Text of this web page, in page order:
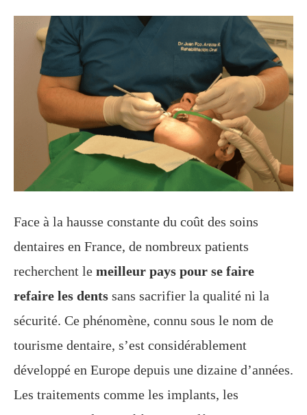
Face à la hausse constante du coût des soins
dentaires en France, de nombreux patients
recherchent le meilleur pays pour se faire
refaire les dents sans sacrifier la qualité ni la
sécurité. Ce phénomène, connu sous le nom de
tourisme dentaire, s’est considérablement
développé en Europe depuis une dizaine d’années.
Les traitements comme les implants, les